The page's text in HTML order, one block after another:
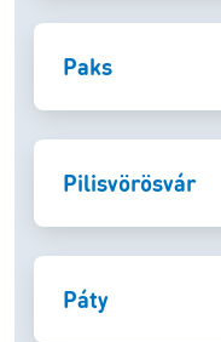
Paks
Pilisvörösvár
Páty